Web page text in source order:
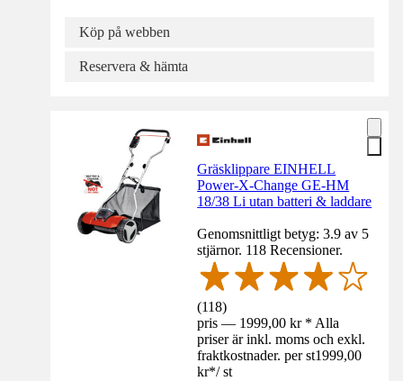
Köp på webben
Reservera & hämta
Gräsklippare EINHELL
Power-X-Change GE-HM
18/38 Li utan batteri & laddare
Genomsnittligt betyg: 3.9 av 5
stjärnor. 118 Recensioner.
(118)
pris — 1999,00 kr * Alla
priser är inkl. moms och exkl.
fraktkostnader. per st1999,00
kr*/ st